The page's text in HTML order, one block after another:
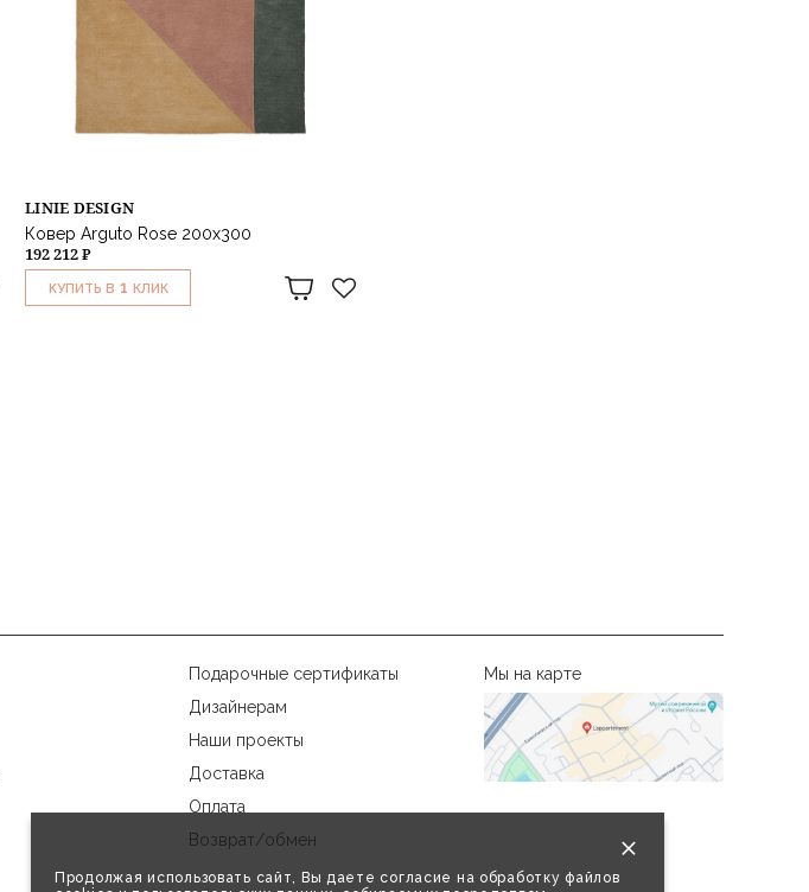
Продолжая использовать сайт, Вы даете согласие на обработку файлов
LINIE DESIGN
Ковер Arguto Rose 200х300
192 212 ₽
КУПИТЬ В 1 КЛИК
Мы на карте
Подарочные сертификаты
Дизайнерам
Наши проекты
Доставка
Оплата
Возврат/обмен